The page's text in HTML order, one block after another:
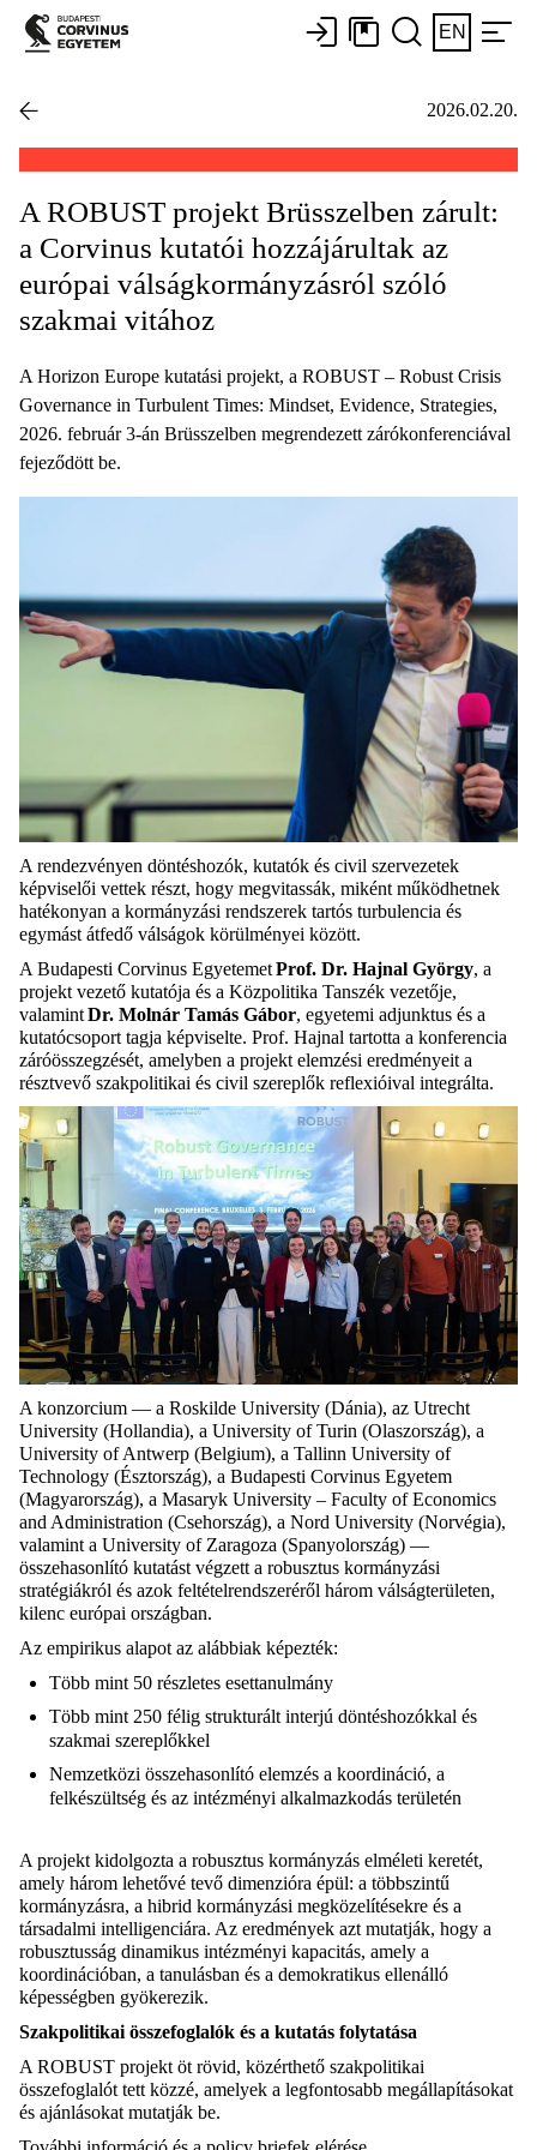
EN
2026.02.20.
A ROBUST projekt Brüsszelben zárult:
a Corvinus kutatói hozzájárultak az
európai válságkormányzásról szóló
szakmai vitához
A Horizon Europe kutatási projekt, a ROBUST – Robust Crisis
Governance in Turbulent Times: Mindset, Evidence, Strategies,
2026. február 3-án Brüsszelben megrendezett zárókonferenciával
fejeződött be.
A rendezvényen döntéshozók, kutatók és civil szervezetek
képviselői vettek részt, hogy megvitassák, miként működhetnek
hatékonyan a kormányzási rendszerek tartós turbulencia és
egymást átfedő válságok körülményei között.
A Budapesti Corvinus EgyetemetProf. Dr. Hajnal György, a
projekt vezető kutatója és a Közpolitika Tanszék vezetője,
valamintDr. Molnár Tamás Gábor, egyetemi adjunktus és a
kutatócsoport tagja képviselte. Prof. Hajnal tartotta a konferencia
záróösszegzését, amelyben a projekt elemzési eredményeit a
résztvevő szakpolitikai és civil szereplők reflexióival integrálta.
A konzorcium — a Roskilde University (Dánia), az Utrecht
University (Hollandia), a University of Turin (Olaszország), a
University of Antwerp (Belgium), a Tallinn University of
Technology (Észtország), a Budapesti Corvinus Egyetem
(Magyarország), a Masaryk University – Faculty of Economics
and Administration (Csehország), a Nord University (Norvégia),
valamint a University of Zaragoza (Spanyolország) —
összehasonlító kutatást végzett a robusztus kormányzási
stratégiákról és azok feltételrendszeréről három válságterületen,
kilenc európai országban.
Az empirikus alapot az alábbiak képezték:
Több mint 50 részletes esettanulmány
Több mint 250 félig strukturált interjú döntéshozókkal és
szakmai szereplőkkel
Nemzetközi összehasonlító elemzés a koordináció, a
felkészültség és az intézményi alkalmazkodás területén
A projekt kidolgozta a robusztus kormányzás elméleti keretét,
amely három lehetővé tevő dimenzióra épül: a többszintű
kormányzásra, a hibrid kormányzási megközelítésekre és a
társadalmi intelligenciára. Az eredmények azt mutatják, hogy a
robusztusság dinamikus intézményi kapacitás, amely a
koordinációban, a tanulásban és a demokratikus ellenálló
képességben gyökerezik.
Szakpolitikai összefoglalók és a kutatás folytatása
A ROBUST projekt öt rövid, közérthető szakpolitikai
összefoglalót tett közzé, amelyek a legfontosabb megállapításokat
és ajánlásokat mutatják be.